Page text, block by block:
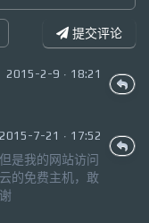
提交评论
2015-2-9 · 18:21
2015-7-21 · 17:52
是我的网站访问
的免费主机，敢